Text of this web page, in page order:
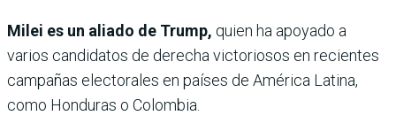
Milei es un aliado de Trump, quien ha apoyado a
varios candidatos de derecha victoriosos en recientes
campañas electorales en países de América Latina,
como Honduras o Colombia.